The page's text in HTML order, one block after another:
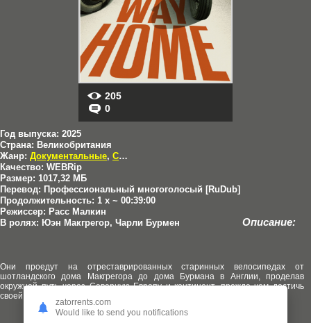
205
0
Год выпуска: 2025
Страна: Великобритания
Жанр: Документальные, Сериалы
Качество: WEBRip
Размер: 1017,32 МБ
Перевод: Профессиональный многоголосый [RuDub]
Продолжительность: 1 x ~ 00:39:00
Режиссер: Расс Малкин
В ролях: Юэн Макгрегор, Чарли Бурмен Описание:
Они проедут на отреставрированных старинных велосипедах от
шотландского дома Макгрегора до дома Бурмана в Англии, проделав
окружной путь через Северную Европу и континент, прежде чем достичь
своей цели.
zatorrents.com
Would like to send you notifications